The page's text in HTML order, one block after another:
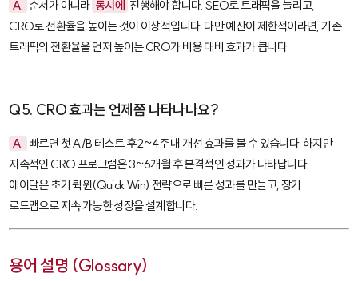
A. 순서가 아니라 동시에 진행해야 합니다. SEO로 트래픽을 늘리고,
CRO로 전환율을 높이는 것이 이상적입니다. 다만 예산이 제한적이라면, 기존
트래픽의 전환율을 먼저 높이는 CRO가 비용 대비 효과가 큽니다.
Q5. CRO 효과는 언제쯤 나타나나요?
A. 빠르면 첫 A/B 테스트 후 2~4주 내 개선 효과를 볼 수 있습니다. 하지만
지속적인 CRO 프로그램은 3~6개월 후 본격적인 성과가 나타납니다.
에이달은 초기 퀵윈(Quick Win) 전략으로 빠른 성과를 만들고, 장기
로드맵으로 지속 가능한 성장을 설계합니다.
용어 설명 (Glossary)